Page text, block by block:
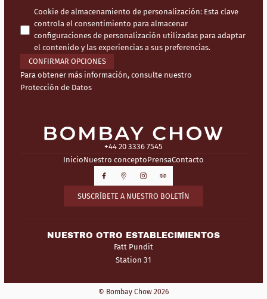
Cookie de almacenamiento de personalización: Esta clave
controla el consentimiento para almacenar
configuraciones de personalización utilizadas para adaptar
el contenido y las experiencias a sus preferencias.
CONFIRMAR OPCIONES
Para obtener más información, consulte nuestro
Protección de Datos
+44 20 3336 7545
InicioNuestro conceptoPrensaContacto
SUSCRÍBETE A NUESTRO BOLETÍN
NUESTRO OTRO ESTABLECIMIENTOS
Fatt Pundit
Station 31
© Bombay Chow 2026